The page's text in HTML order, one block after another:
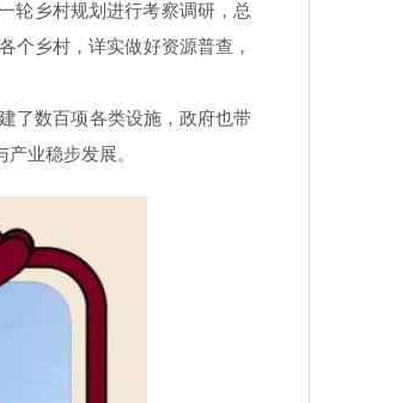
轮乡村规划进行考察调研，总
个乡村，详实做好资源普查，
了数百项各类设施，政府也带
业稳步发展。